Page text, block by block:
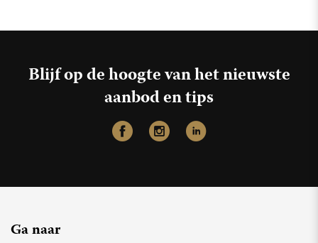
Blijf op de hoogte van het nieuwste
aanbod en tips
Ga naar